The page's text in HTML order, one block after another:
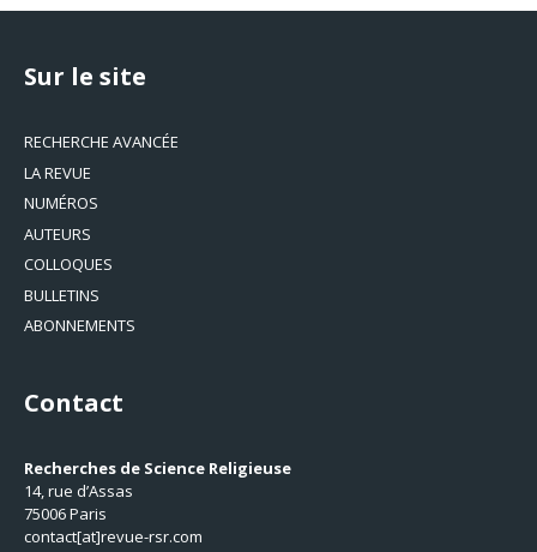
Sur le site
RECHERCHE AVANCÉE
LA REVUE
NUMÉROS
AUTEURS
COLLOQUES
BULLETINS
ABONNEMENTS
Contact
Recherches de Science Religieuse
14, rue d’Assas
75006 Paris
contact[at]revue-rsr.com